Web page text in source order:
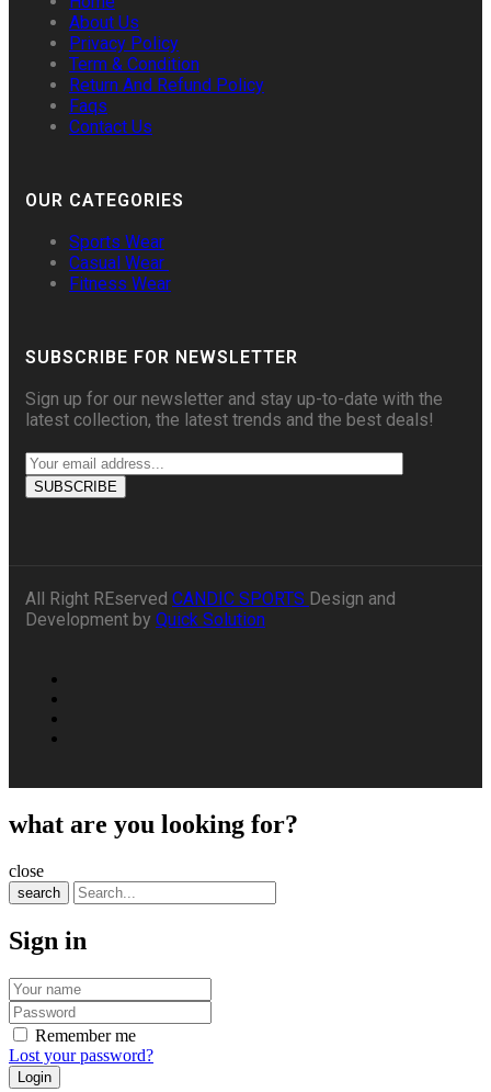
About Us
Privacy Policy
Term & Condition
Return And Refund Policy
Faqs
Contact Us
OUR CATEGORIES
Sports Wear
Casual Wear
Fitness Wear
SUBSCRIBE FOR NEWSLETTER
Sign up for our newsletter and stay up-to-date with the
latest collection, the latest trends and the best deals!
All Right REserved CANDIC SPORTS Design and
Development by Quick Solution
what are you looking for?
close
search
Sign in
Remember me
Lost your password?